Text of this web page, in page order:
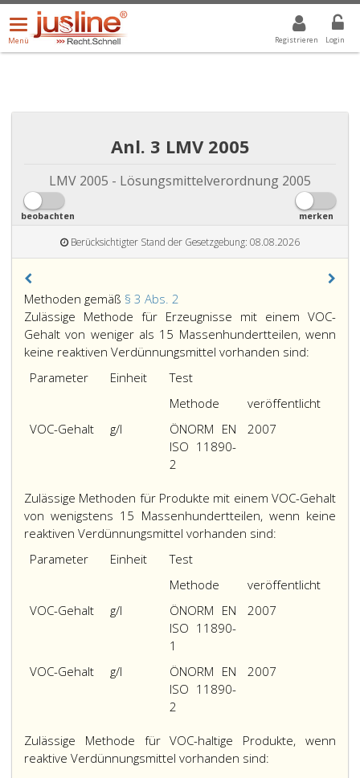
Registrieren Login
Menü
öffnen/schließen
Menü
ALLE DROPDOWN: GEWÄHLTER WERT IST ALLE
Anl. 3 LMV 2005
LMV 2005 - Lösungsmittelverordnung 2005
beobachten merken
Berücksichtigter Stand der Gesetzgebung: 08.08.2026
Methoden gemäß § 3 Abs. 2
gemäß
Paragraph
3,
2,
Zulässige Methode für Erzeugnisse mit einem VOC-
Gehalt von weniger als 15 Massenhundertteilen, wenn
keine reaktiven Verdünnungsmittel vorhanden sind:
Parameter
Einheit
Test
Methode
veröffentlicht
VOC-Gehalt
g/l
ÖNORM EN
ISO 11890-
2
2007
Zulässige Methoden für Produkte mit einem VOC-Gehalt
von wenigstens 15 Massenhundertteilen, wenn keine
reaktiven Verdünnungsmittel vorhanden sind:
Parameter
Einheit
Test
Methode
veröffentlicht
VOC-Gehalt
g/l
ÖNORM EN
ISO 11890-
1
2007
VOC-Gehalt g/l
ÖNORM EN
ISO 11890-
2
2007
Zulässige Methode für VOC-haltige Produkte, wenn
reaktive Verdünnungsmittel vorhanden sind: